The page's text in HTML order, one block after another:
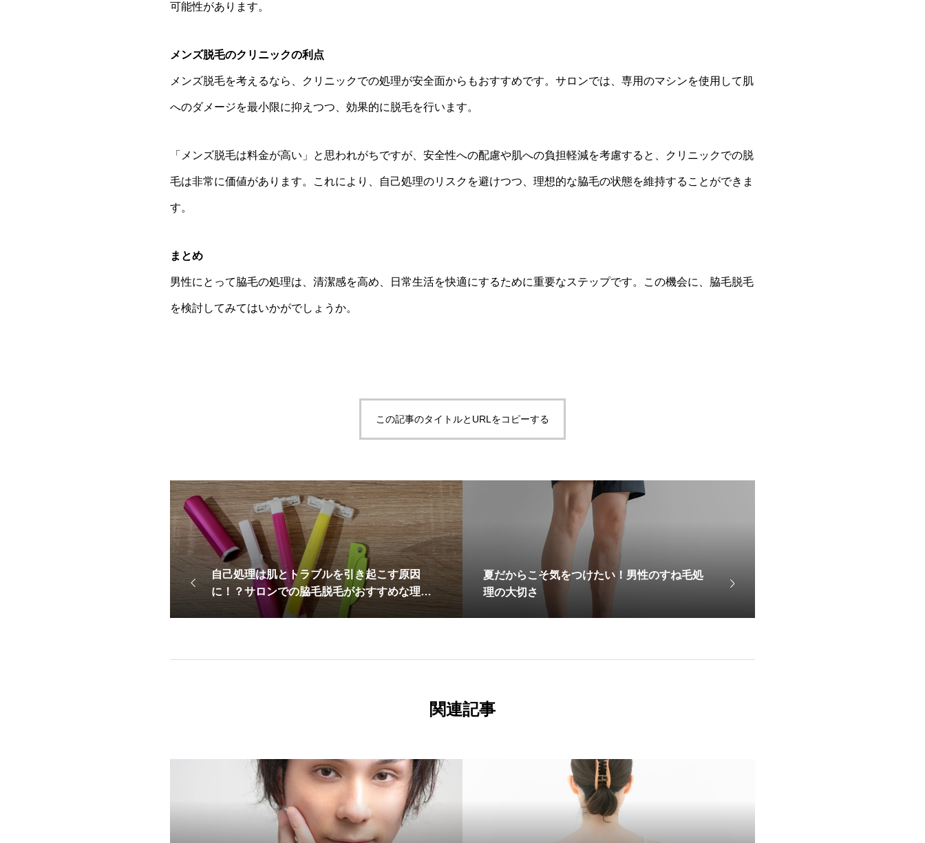
可能性があります。
メンズ脱毛のクリニックの利点
メンズ脱毛を考えるなら、クリニックでの処理が安全面からもおすすめです。サロンでは、専用のマシンを使用して肌
へのダメージを最小限に抑えつつ、効果的に脱毛を行います。
「メンズ脱毛は料金が高い」と思われがちですが、安全性への配慮や肌への負担軽減を考慮すると、クリニックでの脱
毛は非常に価値があります。これにより、自己処理のリスクを避けつつ、理想的な脇毛の状態を維持することができま
す。
まとめ
男性にとって脇毛の処理は、清潔感を高め、日常生活を快適にするために重要なステップです。この機会に、脇毛脱毛
を検討してみてはいかがでしょうか。
この記事のタイトルとURLをコピーする
自己処理は肌とトラブルを引き起こす原因
に！？サロンでの脇毛脱毛がおすすめな理由
夏だからこそ気をつけたい！男性のすね毛処
理の大切さ
関連記事